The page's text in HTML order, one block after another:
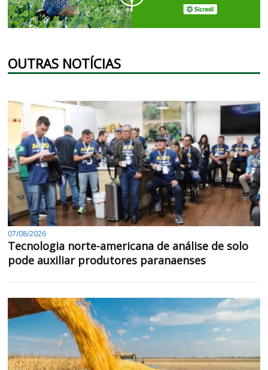
OUTRAS NOTÍCIAS
07/08/2026
Tecnologia norte-americana de análise de solo
pode auxiliar produtores paranaenses